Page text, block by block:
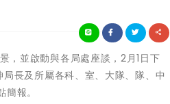
並啟動與各局處座談，2月1日下
長及所屬各科、室、大隊、隊、中
報。